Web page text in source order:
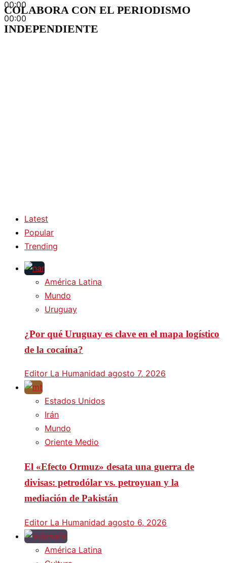
00:00
00:00
COLABORA CON EL PERIODISMO
INDEPENDIENTE
Latest
Popular
Trending
América Latina
Mundo
Uruguay
¿Por qué Uruguay es clave en el mapa logístico
de la cocaína?
Editor La Humanidad agosto 7, 2026
Estados Unidos
Irán
Mundo
Oriente Medio
El «Efecto Ormuz» desata una guerra de
divisas: petrodólar vs. petroyuan y la
mediación de Pakistán
Editor La Humanidad agosto 6, 2026
América Latina